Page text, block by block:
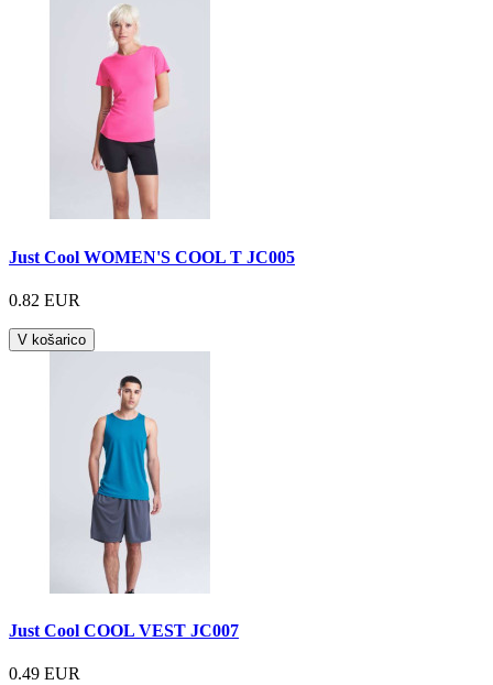
Just Cool WOMEN'S COOL T JC005
0.82 EUR
V košarico
Just Cool COOL VEST JC007
0.49 EUR